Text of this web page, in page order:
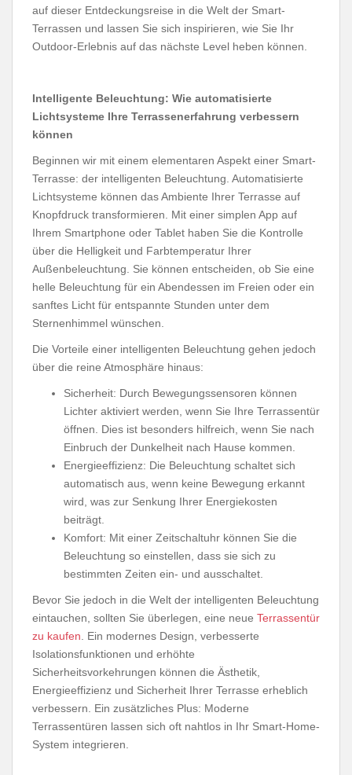
auf dieser Entdeckungsreise in die Welt der Smart-
Terrassen und lassen Sie sich inspirieren, wie Sie Ihr
Outdoor-Erlebnis auf das nächste Level heben können.
Intelligente Beleuchtung: Wie automatisierte
Lichtsysteme Ihre Terrassenerfahrung verbessern
können
Beginnen wir mit einem elementaren Aspekt einer Smart-
Terrasse: der intelligenten Beleuchtung. Automatisierte
Lichtsysteme können das Ambiente Ihrer Terrasse auf
Knopfdruck transformieren. Mit einer simplen App auf
Ihrem Smartphone oder Tablet haben Sie die Kontrolle
über die Helligkeit und Farbtemperatur Ihrer
Außenbeleuchtung. Sie können entscheiden, ob Sie eine
helle Beleuchtung für ein Abendessen im Freien oder ein
sanftes Licht für entspannte Stunden unter dem
Sternenhimmel wünschen.
Die Vorteile einer intelligenten Beleuchtung gehen jedoch
über die reine Atmosphäre hinaus:
Sicherheit: Durch Bewegungssensoren können
Lichter aktiviert werden, wenn Sie Ihre Terrassentür
öffnen. Dies ist besonders hilfreich, wenn Sie nach
Einbruch der Dunkelheit nach Hause kommen.
Energieeffizienz: Die Beleuchtung schaltet sich
automatisch aus, wenn keine Bewegung erkannt
wird, was zur Senkung Ihrer Energiekosten
beiträgt.
Komfort: Mit einer Zeitschaltuhr können Sie die
Beleuchtung so einstellen, dass sie sich zu
bestimmten Zeiten ein- und ausschaltet.
Bevor Sie jedoch in die Welt der intelligenten Beleuchtung
eintauchen, sollten Sie überlegen, eine neue Terrassentür
zu kaufen . Ein modernes Design, verbesserte
Isolationsfunktionen und erhöhte
Sicherheitsvorkehrungen können die Ästhetik,
Energieeffizienz und Sicherheit Ihrer Terrasse erheblich
verbessern. Ein zusätzliches Plus: Moderne
Terrassentüren lassen sich oft nahtlos in Ihr Smart-Home-
System integrieren.